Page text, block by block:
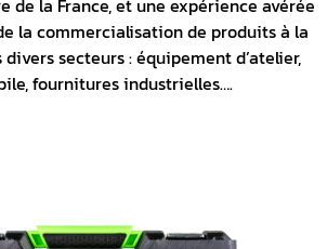
de la France, et une expérience avérée
la commercialisation de produits à la
secteurs : équipement d’atelier,
fournitures industrielles….